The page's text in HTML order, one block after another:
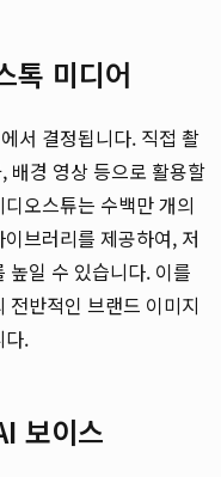
톡 미디어
서 결정됩니다. 직접 촬
배경 영상 등으로 활용할
오스튜는 수백만 개의
브러리를 제공하여, 저
높일 수 있습니다. 이를
전반적인 브랜드 이미지
다.
보이스